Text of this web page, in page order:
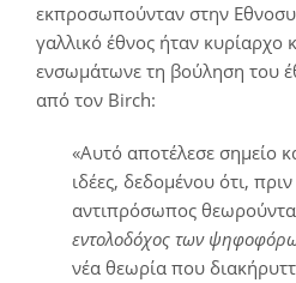
εκπροσωπούνταν στην
γαλλικό έθνος ήταν κυρίαρχο
ενσωμάτωνε τη βούληση του
από τον Birch:
«Αυτό αποτέλεσε σημείο
ιδέες, δεδομένου ότι,
αντιπρόσωπος
εντολοδόχος των
νέα θεωρία που